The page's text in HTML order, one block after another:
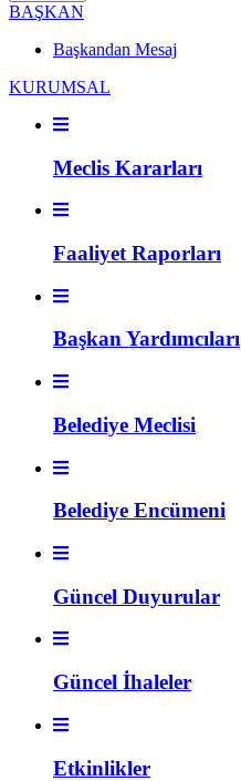
BAŞKAN
Başkandan Mesaj
KURUMSAL
Meclis Kararları
Faaliyet Raporları
Başkan Yardımcıları
Belediye Meclisi
Belediye Encümeni
Güncel Duyurular
Güncel İhaleler
Etkinlikler